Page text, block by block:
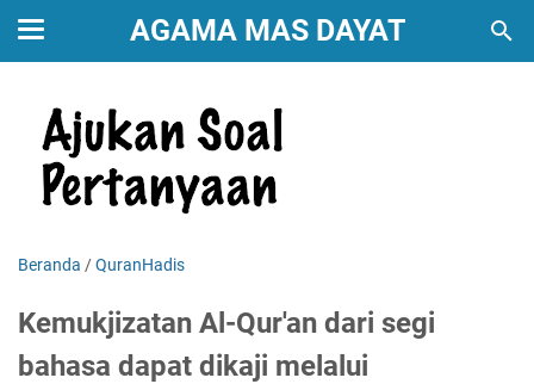
AGAMA MAS DAYAT
Beranda /QuranHadis
Kemukjizatan Al-Qur'an dari segi
bahasa dapat dikaji melalui